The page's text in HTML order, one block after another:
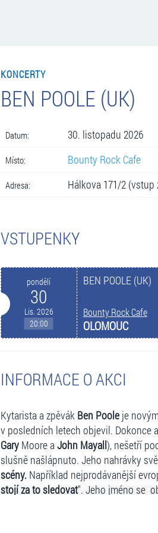
KONCERTY
BEN POOLE (UK)
Datum: 30. listopadu 2026
Místo: Bounty Rock Cafe
Adresa: Hálkova 171/2
VSTUPENKY
pondělí
30
Lis. 2026
20:00
BEN POOLE (UK)
Bounty Rock Cafe
OLOMOUC
INFORMACE O AKCI
Kytarista a zpěvák Ben Pooleje
v posledních letech objevil. Dokonce
GaryMoore aJohn Mayall), nešetří
slušně našlápnuto. Jeho nahrávky
scény.Například nejprodávanější
stojí za to sledovat". Jeho jméno se